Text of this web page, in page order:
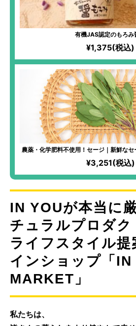
有機JAS認定のもろみ
¥1,375(税込)
農薬・化学肥料不使用！セージ｜新鮮なセ
加えればすっきりとした味わいのハーブテ
作りにもおすすめ！
¥3,251(税込)
IN YOUが本当に
チュラルプロダク
ライフスタイル提
インショップ「IN
MARKET」
私たちは、